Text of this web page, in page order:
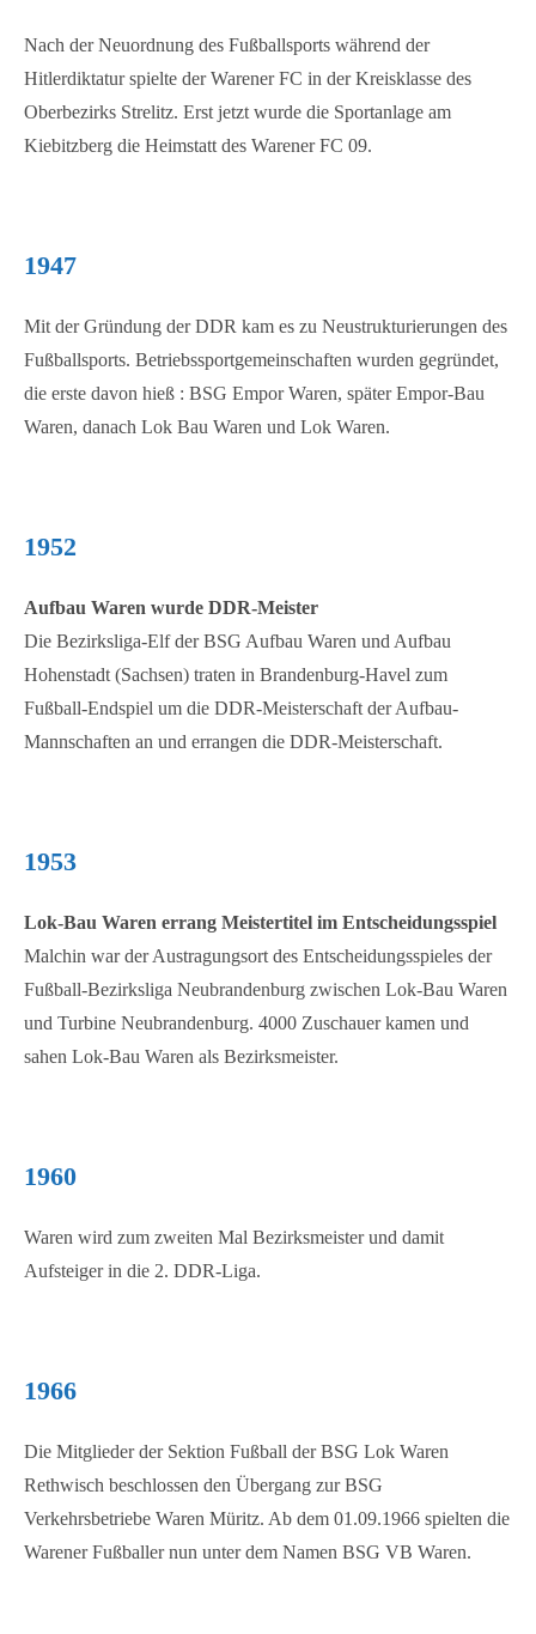
Nach der Neuordnung des Fußballsports während der
Hitlerdiktatur spielte der Warener FC in der Kreisklasse des
Oberbezirks Strelitz. Erst jetzt wurde die Sportanlage am
Kiebitzberg die Heimstatt des Warener FC 09.
1947
Mit der Gründung der DDR kam es zu Neustrukturierungen des
Fußballsports. Betriebssportgemeinschaften wurden gegründet,
die erste davon hieß : BSG Empor Waren, später Empor-Bau
Waren, danach Lok Bau Waren und Lok Waren.
1952
Aufbau Waren wurde DDR-Meister
Die Bezirksliga-Elf der BSG Aufbau Waren und Aufbau
Hohenstadt (Sachsen) traten in Brandenburg-Havel zum
Fußball-Endspiel um die DDR-Meisterschaft der Aufbau-
Mannschaften an und errangen die DDR-Meisterschaft.
1953
Lok-Bau Waren errang Meistertitel im Entscheidungsspiel
Malchin war der Austragungsort des Entscheidungsspieles der
Fußball-Bezirksliga Neubrandenburg zwischen Lok-Bau Waren
und Turbine Neubrandenburg. 4000 Zuschauer kamen und
sahen Lok-Bau Waren als Bezirksmeister.
1960
Waren wird zum zweiten Mal Bezirksmeister und damit
Aufsteiger in die 2. DDR-Liga.
1966
Die Mitglieder der Sektion Fußball der BSG Lok Waren
Rethwisch beschlossen den Übergang zur BSG
Verkehrsbetriebe Waren Müritz. Ab dem 01.09.1966 spielten die
Warener Fußballer nun unter dem Namen BSG VB Waren.